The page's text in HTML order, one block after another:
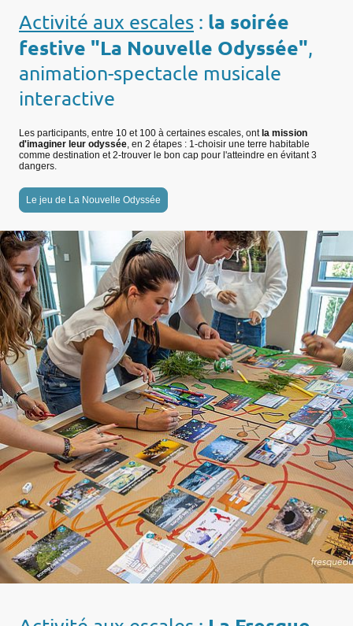
Activité aux escales : la soirée
festive "La Nouvelle Odyssée",
animation-spectacle musicale
interactive
Les participants, entre 10 et 100 à certaines escales, ontla mission
d'imaginer leur odyssée , en 2 étapes : 1-choisir une terre habitable
comme destination et 2-trouver le bon cap pour l'atteindre en évitant 3
dangers.
Le jeu de La Nouvelle Odyssée